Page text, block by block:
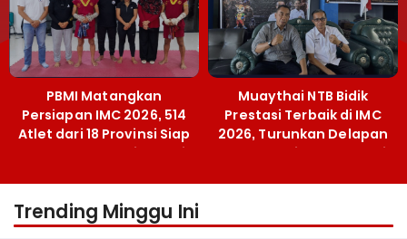
PBMI Matangkan
Persiapan IMC 2026, 514
Atlet dari 18 Provinsi Siap
Berlaga Besok di Bekasi
Muaythai NTB Bidik
Prestasi Terbaik di IMC
2026, Turunkan Delapan
Atlet ke Kejurnas Bekasi
Trending Minggu Ini